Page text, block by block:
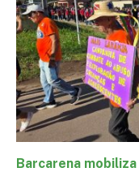
Barcarena